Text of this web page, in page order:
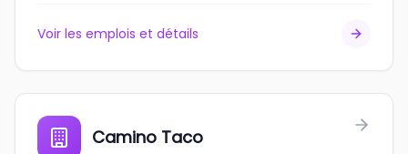
Voir les emplois et détails
Camino Taco